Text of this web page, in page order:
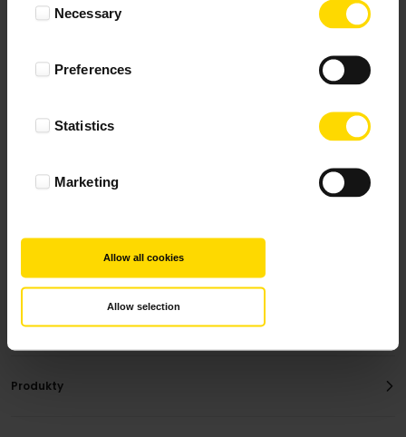
SelectionNecessary
Preferences
Statistics
Marketing
Allow all cookies
Allow selection
Najbardziej pomocne oceny, które doradzą Ci
Produkty